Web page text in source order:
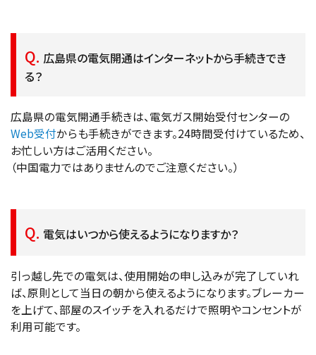
広島県の電気開通はインターネットから手続きでき
る？
広島県の電気開通手続きは、電気ガス開始受付センターの
Web受付からも手続きができます。24時間受付けているため、
お忙しい方はご活用ください。
（中国電力ではありませんのでご注意ください。）
電気はいつから使えるようになりますか？
引っ越し先での電気は、使用開始の申し込みが完了していれ
ば、原則として当日の朝から使えるようになります。ブレーカー
を上げて、部屋のスイッチを入れるだけで照明やコンセントが
利用可能です。